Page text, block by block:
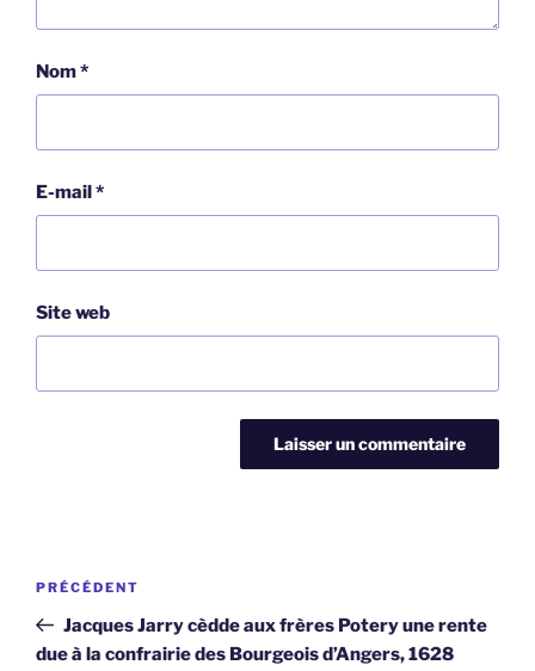
Nom*
E-mail*
Site web
Navigation
l’article
Article
précédent
PRÉCÉDENT
Jacques Jarry cèdde aux frères Potery une rente
due à la confrairie des Bourgeois d’Angers, 1628